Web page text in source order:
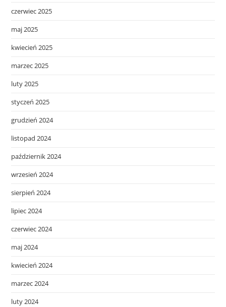
czerwiec 2025
maj 2025
kwiecień 2025
marzec 2025
luty 2025
styczeń 2025
grudzień 2024
listopad 2024
październik 2024
wrzesień 2024
sierpień 2024
lipiec 2024
czerwiec 2024
maj 2024
kwiecień 2024
marzec 2024
luty 2024